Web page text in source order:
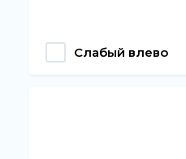
Слабый влево